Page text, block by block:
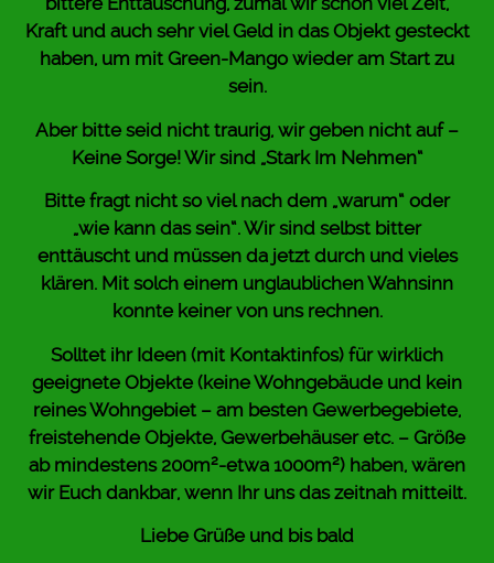
Kraft und auch sehr viel Geld in das Objekt gesteckt
haben, um mit Green-Mango wieder am Start zu
sein.
Aber bitte seid nicht traurig, wir geben nicht auf –
Keine Sorge! Wir sind „Stark Im Nehmen“
Bitte fragt nicht so viel nach dem „warum“ oder
„wie kann das sein“. Wir sind selbst bitter
enttäuscht und müssen da jetzt durch und vieles
klären. Mit solch einem unglaublichen Wahnsinn
konnte keiner von uns rechnen.
Solltet ihr Ideen (mit Kontaktinfos) für wirklich
geeignete Objekte (keine Wohngebäude und kein
reines Wohngebiet – am besten Gewerbegebiete,
freistehende Objekte, Gewerbehäuser etc. – Größe
ab mindestens 200m²-etwa 1000m²) haben, wären
wir Euch dankbar, wenn Ihr uns das zeitnah mitteilt.
Liebe Grüße und bis bald